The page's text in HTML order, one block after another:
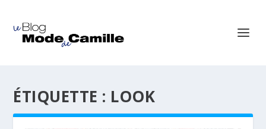
ÉTIQUETTE : LOOK